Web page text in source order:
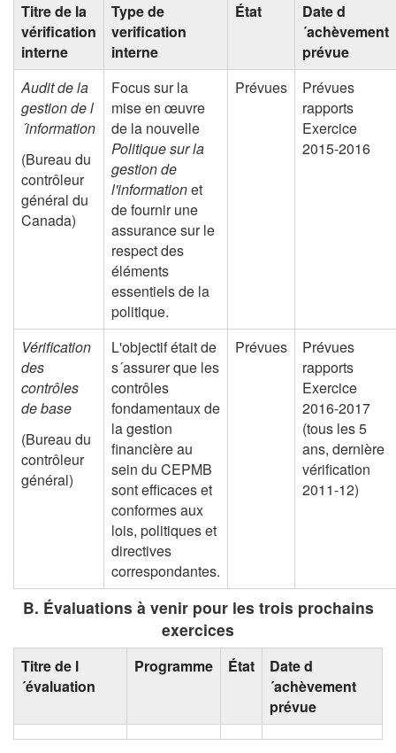
Titre de la
vérification
interne
Type de
verification
interne
État
Date d
´achèvement
prévue
Audit de la
gestion de l
´information
(Bureau du
contrôleur
général du
Canada)
Focus sur la
mise en œuvre
de la nouvelle
Politique sur la
gestion de
l'informationet
de fournir une
assurance sur le
respect des
éléments
essentiels de la
politique.
Prévues
Prévues
rapports
Exercice
2015-2016
Vérification
des
contrôles
de base
(Bureau du
contrôleur
général)
L'objectif était de
s´assurer que les
contrôles
fondamentaux de
la gestion
financière au
sein du CEPMB
sont efficaces et
conformes aux
lois, politiques et
directives
correspondantes.
Prévues
Prévues
rapports
Exercice
2016-2017
(tous les 5
ans, dernière
vérification
2011-12)
B. Évaluations à venir pour les trois prochains
exercices
Titre de l
´évaluation
Programme État
Date d
´achèvement
prévue